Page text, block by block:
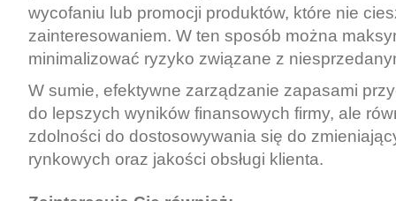
wycofaniu lub promocji produktów, które nie
zainteresowaniem. W ten sposób można
minimalizować ryzyko związane z
W sumie, efektywne zarządzanie zapasami
do lepszych wyników finansowych firmy, ale
zdolności do dostosowywania się do
rynkowych oraz jakości obsługi klienta.